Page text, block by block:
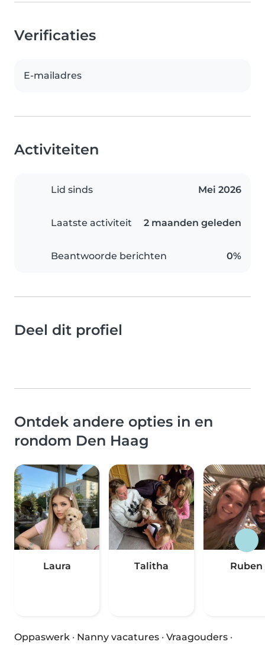
Verificaties
E-mailadres
Activiteiten
Lid sinds Mei 2026
Laatste activiteit 2 maanden geleden
Beantwoorde berichten 0%
Deel dit profiel
Ontdek andere opties in en
rondom Den Haag
Laura Talitha Ruben
Oppaswerk · Nanny vacatures · Vraagouders ·